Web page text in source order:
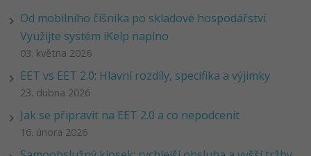
Od mobilního číšníka po skladové hospodářství.
Využijte systém iKelp naplno
03. května 2026
EET vs EET 2.0: Hlavní rozdíly, specifika a výjimky
23. dubna 2026
Jak se připravit na EET 2.0 a co nepodcenit
16. února 2026